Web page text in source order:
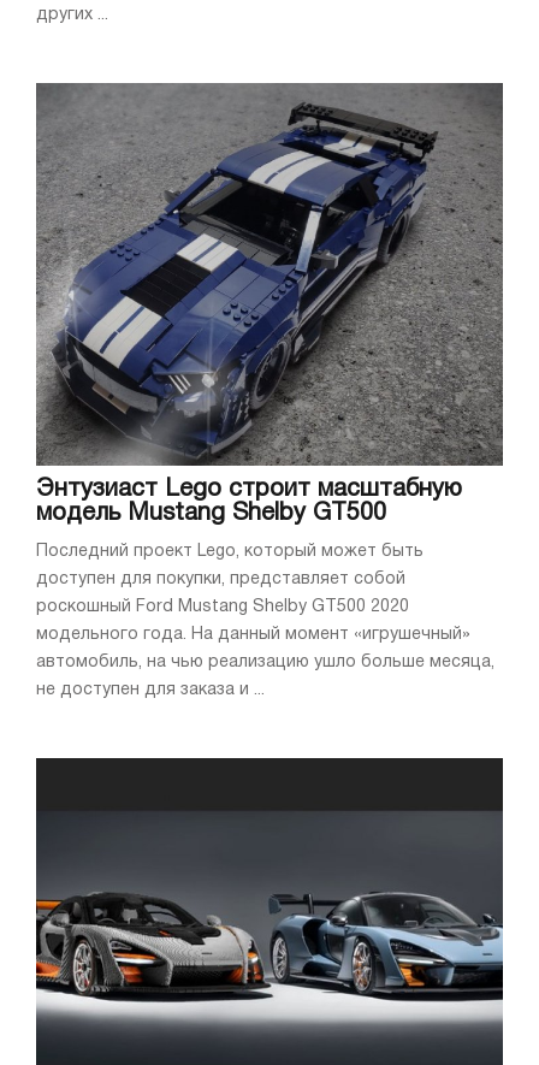
других ...
Энтузиаст Lego строит масштабную
модель Mustang Shelby GT500
Последний проект Lego, который может быть
доступен для покупки, представляет собой
роскошный Ford Mustang Shelby GT500 2020
модельного года. На данный момент «игрушечный»
автомобиль, на чью реализацию ушло больше месяца,
не доступен для заказа и ...